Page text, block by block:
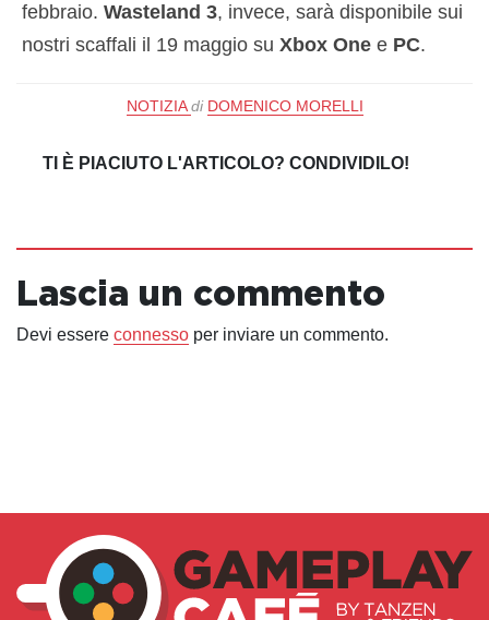
febbraio. Wasteland 3, invece, sarà disponibile sui
nostri scaffali il 19 maggio su Xbox One e PC.
NOTIZIA di DOMENICO MORELLI
TI È PIACIUTO L'ARTICOLO? CONDIVIDILO!
Lascia un commento
Devi essere connesso per inviare un commento.